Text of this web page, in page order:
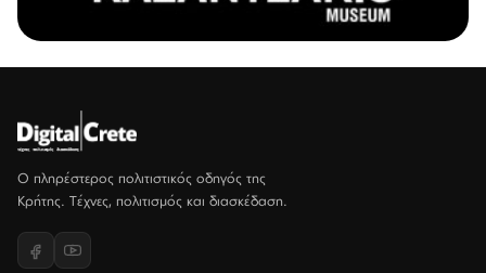
Ο πληρέστερος πολιτιστικός οδηγός της
Κρήτης. Τέχνες, πολιτισμός και διασκέδαση.